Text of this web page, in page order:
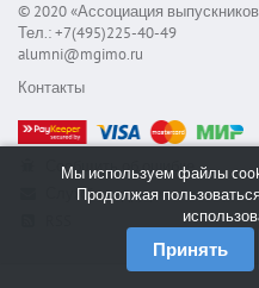
© 2020 «Ассоциация
Тел.: +7(495)225-40-49
alumni@mgimo.ru
Контакты
Сообщить об ошибке
Служба поддержки
Мы используем файлы
Продолжая
Принять